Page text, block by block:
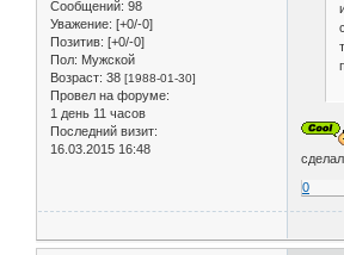
Сообщений: 98
Уважение: [+0/-0]
Позитив: [+0/-0]
Пол: Мужской
Возраст: 38 [1988-01-30]
Провел на форуме:
1 день 11 часов
Последний визит:
16.03.2015 16:48
0